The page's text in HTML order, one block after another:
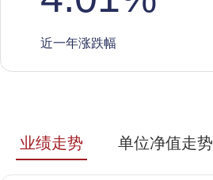
近一年涨跌幅
业绩走势 单位净值走势